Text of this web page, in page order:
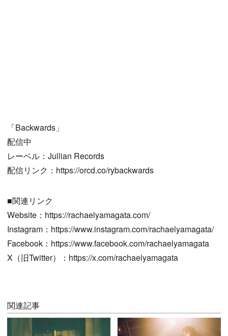
「Backwards」
配信中
レーベル：Jullian Records
配信リンク：https://orcd.co/rybackwards
■関連リンク
Website：https://rachaelyamagata.com/
Instagram：https://www.instagram.com/rachaelyamagata/
Facebook：https://www.facebook.com/rachaelyamagata
X（旧Twitter）：https://x.com/rachaelyamagata
関連記事